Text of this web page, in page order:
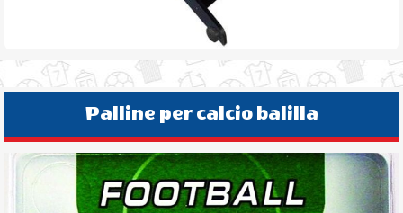
Palline per calcio balilla